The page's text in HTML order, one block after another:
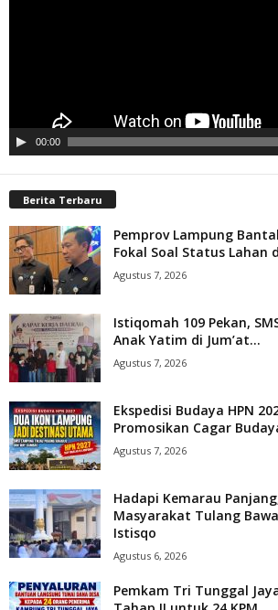
00:00
Berita Terbaru
Pemprov Lampung
Fokal Soal Status Lahan
Agustus 7, 2026
Istiqomah 109 Pekan,
Anak Yatim di Jum’at...
Agustus 7, 2026
Ekspedisi Budaya HPN
Promosikan Cagar
Agustus 7, 2026
Hadapi Kemarau
Masyarakat Tulang
Istisqo
Agustus 6, 2026
Pemkam Tri Tunggal